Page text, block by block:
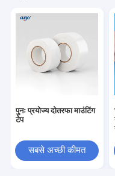
पुनः प्रयोज्य दोतरफा माउंटिंग
टेप
सबसे अच्छी कीमत